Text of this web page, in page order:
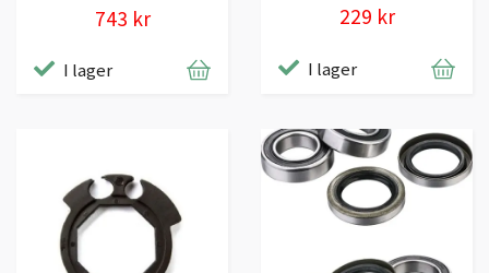
743 kr
I lager
229 kr
I lager